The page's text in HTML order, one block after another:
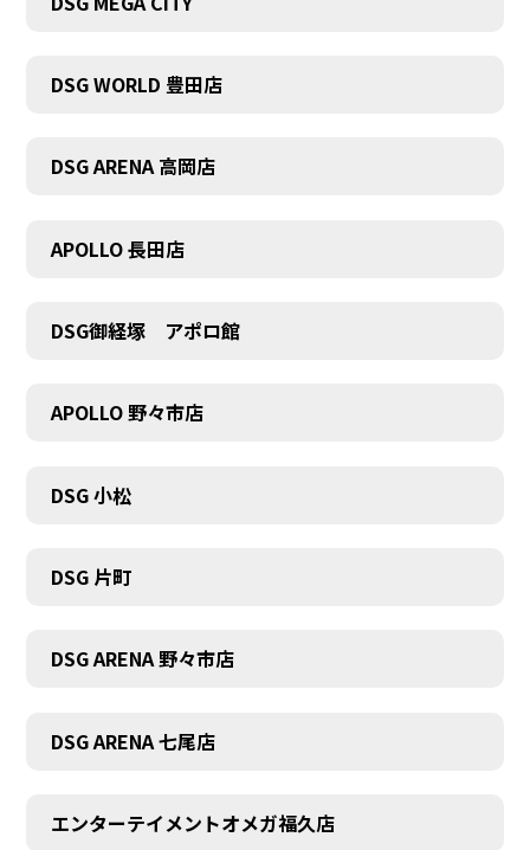
DSG WORLD 豊田店
DSG ARENA 高岡店
APOLLO 長田店
DSG御経塚 アポロ館
APOLLO 野々市店
DSG 小松
DSG 片町
DSG ARENA 野々市店
DSG ARENA 七尾店
エンターテイメントオメガ福久店